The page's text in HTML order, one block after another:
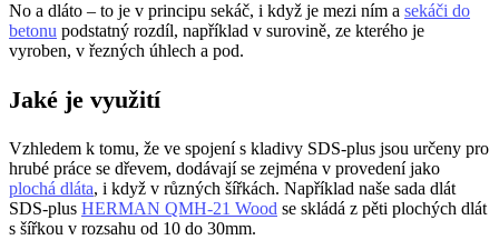
No a dláto – to je v principu sekáč, i když je mezi ním a sekáči do
betonu podstatný rozdíl, například v surovině, ze kterého je
vyroben, v řezných úhlech a pod.
Jaké je využití
Vzhledem k tomu, že ve spojení s kladivy SDS-plus jsou určeny pro
hrubé práce se dřevem, dodávají se zejména v provedení jako
plochá dláta, i když v různých šířkách. Například naše sada dlát
SDS-plus HERMAN QMH-21 Wood se skládá z pěti plochých dlát
s šířkou v rozsahu od 10 do 30mm.